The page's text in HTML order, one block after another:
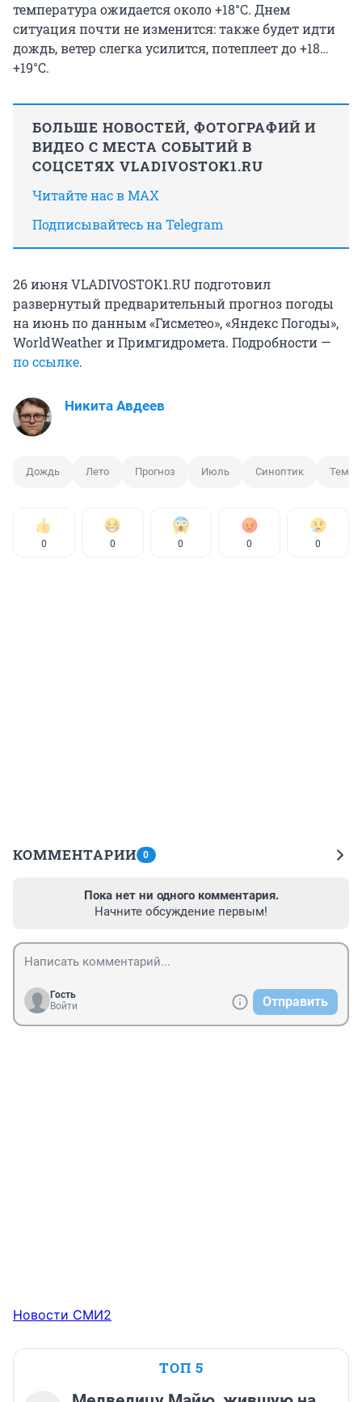
температура ожидается около +18°C. Днем
ситуация почти не изменится: также будет идти
дождь, ветер слегка усилится, потеплеет до +18…
+19°C.
БОЛЬШЕ НОВОСТЕЙ, ФОТОГРАФИЙ И
ВИДЕО С МЕСТА СОБЫТИЙ В
СОЦСЕТЯХ VLADIVOSTOK1.RU
Читайте нас в MAX
Подписывайтесь на Telegram
26 июня VLADIVOSTOK1.RU подготовил
развернутый предварительный прогноз погоды
на июнь по данным «Гисметео», «Яндекс Погоды»,
WorldWeather и Примгидромета. Подробности —
по ссылке.
Никита Авдеев
Дождь Лето Прогноз Июль Синоптик
0 0 0 0 0
КОММЕНТАРИИ 0
Пока нет ни одного комментария.
Начните обсуждение первым!
Гость
Войти
Отправить
Новости СМИ2
ТОП 5